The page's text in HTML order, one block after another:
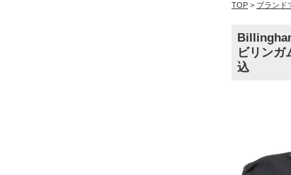
TOP > ブランド
ビリンガ
込